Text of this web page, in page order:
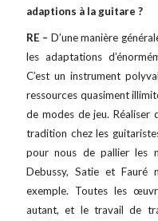
adaptions à la guitare ?
RE – D’une manière
les adaptations
C’est un instrument
ressources quasiment
de modes de jeu. Réaliser
tradition chez les
pour nous de pallier les
Debussy, Satie et Fauré
exemple. Toutes les
autant, et le travail de